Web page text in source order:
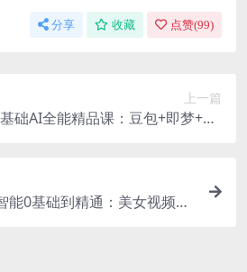
分享 收藏 点赞(99)
上一篇
础AI全能精品课：豆包+即梦+De
能0基础到精通：美女视频